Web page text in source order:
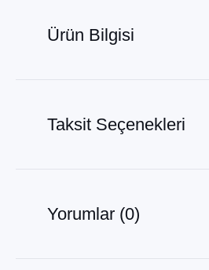
Ürün Bilgisi
Taksit Seçenekleri
Yorumlar (0)